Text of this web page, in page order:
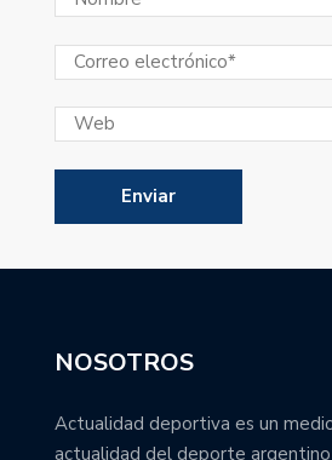
NOSOTROS
Actualidad deportiva es un
actualidad del deporte